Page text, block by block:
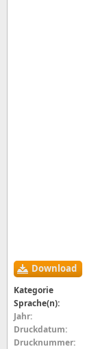
Download
Kategorie
Sprache(n):
Jahr:
Druckdatum:
Drucknummer: